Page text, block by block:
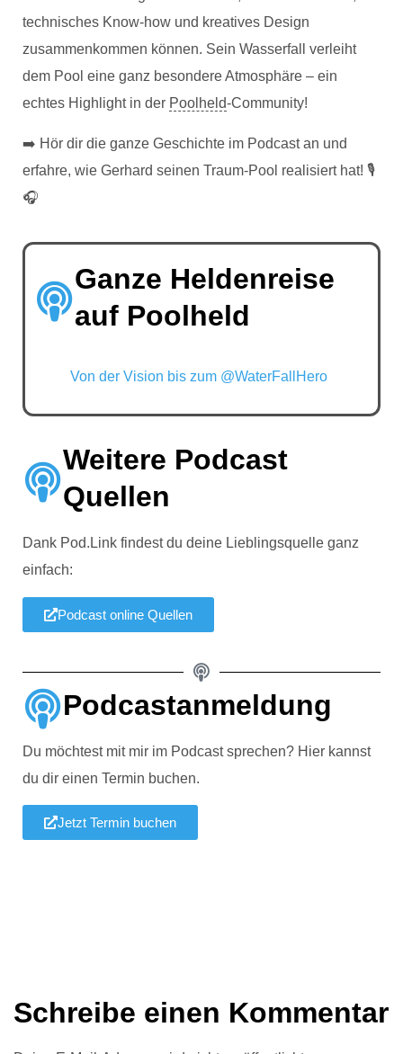
technisches Know-how und kreatives Design
zusammenkommen können. Sein Wasserfall verleiht
dem Pool eine ganz besondere Atmosphäre – ein
echtes Highlight in der Poolheld-Community!
➡️ Hör dir die ganze Geschichte im Podcast an und
erfahre, wie Gerhard seinen Traum-Pool realisiert hat! 🎙
🎧
Ganze Heldenreise
auf Poolheld
Von der Vision bis zum @WaterFallHero
Weitere Podcast
Quellen
Dank Pod.Link findest du deine Lieblingsquelle ganz
einfach:
Podcast online Quellen
Podcastanmeldung
Du möchtest mit mir im Podcast sprechen? Hier kannst
du dir einen Termin buchen.
Jetzt Termin buchen
Schreibe einen Kommentar